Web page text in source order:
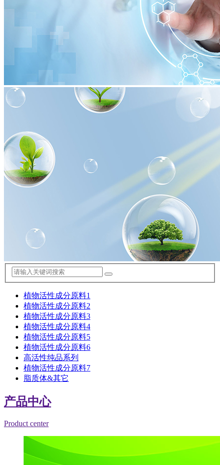
植物活性成分原料1
植物活性成分原料2
植物活性成分原料3
植物活性成分原料4
植物活性成分原料5
植物活性成分原料6
高活性纯品系列
植物活性成分原料7
脂质体&其它
产品中心
Product center